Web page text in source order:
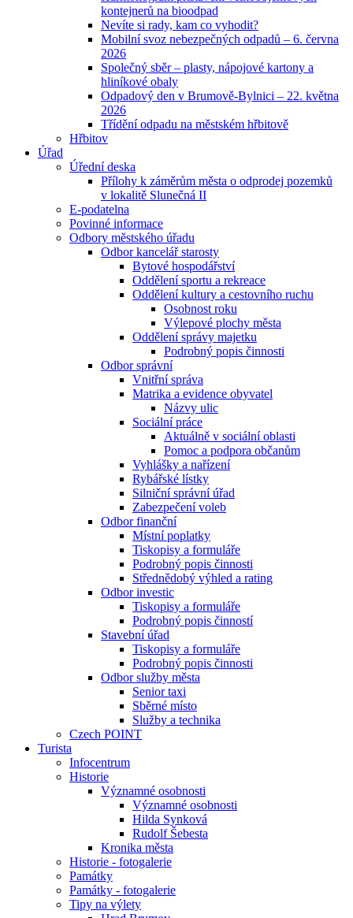
kontejnerů na bioodpad
Nevíte si rady, kam co vyhodit?
Mobilní svoz nebezpečných odpadů – 6. června
2026
Společný sběr – plasty, nápojové kartony a
hliníkové obaly
Odpadový den v Brumově-Bylnici – 22. května
2026
Třídění odpadu na městském hřbitově
Hřbitov
Úřad
Úřední deska
Přílohy k záměrům města o odprodej pozemků
v lokalitě Slunečná II
E-podatelna
Povinné informace
Odbory městského úřadu
Odbor kancelář starosty
Bytové hospodářství
Oddělení sportu a rekreace
Oddělení kultury a cestovního ruchu
Osobnost roku
Výlepové plochy města
Oddělení správy majetku
Podrobný popis činnosti
Odbor správní
Vnitřní správa
Matrika a evidence obyvatel
Názvy ulic
Sociální práce
Aktuálně v sociální oblasti
Pomoc a podpora občanům
Vyhlášky a nařízení
Rybářské lístky
Silniční správní úřad
Zabezpečení voleb
Odbor finanční
Místní poplatky
Tiskopisy a formuláře
Podrobný popis činnosti
Střednědobý výhled a rating
Odbor investic
Tiskopisy a formuláře
Podrobný popis činností
Stavební úřad
Tiskopisy a formuláře
Podrobný popis činnosti
Odbor služby města
Senior taxi
Sběrné místo
Služby a technika
Czech POINT
Turista
Infocentrum
Historie
Významné osobnosti
Významné osobnosti
Hilda Synková
Rudolf Šebesta
Kronika města
Historie - fotogalerie
Památky
Památky - fotogalerie
Tipy na výlety